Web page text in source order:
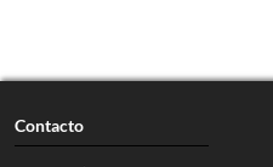
Contacto